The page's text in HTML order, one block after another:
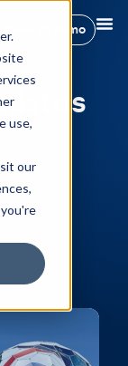
use,
our
Reserva demo